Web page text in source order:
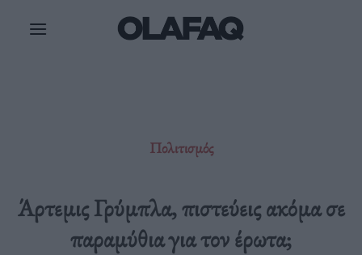
Πολιτισμός
Άρτεμις Γρύμπλα, πιστεύεις ακόμα σε
παραμύθια για τον έρωτα;